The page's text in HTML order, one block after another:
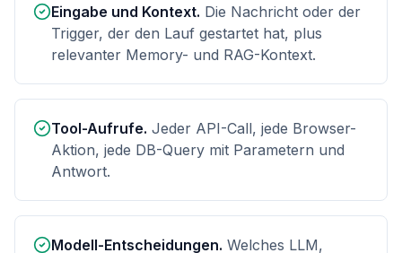
Eingabe und Kontext. Die Nachricht oder der
Trigger, der den Lauf gestartet hat, plus
relevanter Memory- und RAG-Kontext.
Tool-Aufrufe. Jeder API-Call, jede Browser-
Aktion, jede DB-Query mit Parametern und
Antwort.
Modell-Entscheidungen. Welches LLM,